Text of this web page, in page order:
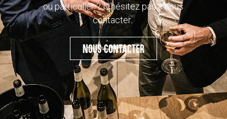
ou particulier ? N’hésitez pas à nous
contacter.
NOUS CONTACTER